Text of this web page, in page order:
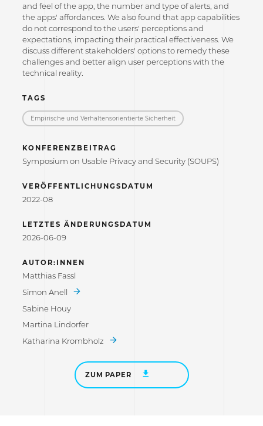
and feel of the app, the number and type of alerts, and
the apps' affordances. We also found that app capabilities
do not correspond to the users' perceptions and
expectations, impacting their practical effectiveness. We
discuss different stakeholders' options to remedy these
challenges and better align user perceptions with the
technical reality.
TAGS
Empirische und Verhaltensorientierte Sicherheit
KONFERENZBEITRAG
Symposium on Usable Privacy and Security (SOUPS)
VERÖFFENTLICHUNGSDATUM
2022-08
LETZTES ÄNDERUNGSDATUM
2026-06-09
AUTOR:INNEN
Matthias Fassl
Simon Anell
Sabine Houy
Martina Lindorfer
Katharina Krombholz
ZUM PAPER